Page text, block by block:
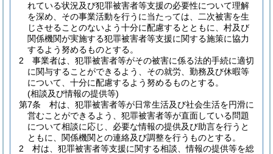
れている状況及び犯罪被害者等支援の必要性について理解
を深め、その事業活動を行うに当たっては、二次被害を生
じさせることのないよう十分に配慮するとともに、村及び
関係機関が実施する犯罪被害者等支援に関する施策に協力
するよう努めるものとする。
2
事業者は、犯罪被害者等がその被害に係る法的手続に適切
に関与することができるよう、その就労、勤務及び休暇等
について、十分に配慮するよう努めるものとする。
(相談及び情報の提供等)
第7条
村は、犯罪被害者等が日常生活及び社会生活を円滑に
営むことができるよう、犯罪被害者等が直面している問題
について相談に応じ、必要な情報の提供及び助言を行うと
ともに、関係機関との連絡及び調整を行うものとする。
2
村は、犯罪被害者等支援に関する相談、情報の提供等を総